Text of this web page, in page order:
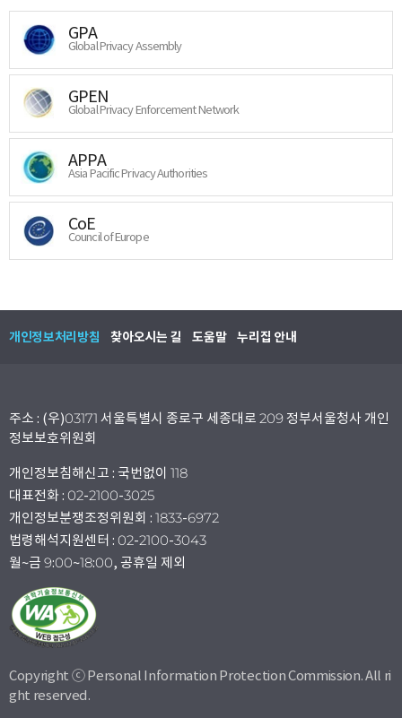
GPA
Global Privacy Assembly
GPEN
Global Privacy Enforcement Network
APPA
Asia Pacific Privacy Authorities
CoE
Council of Europe
개인정보처리방침 찾아오시는 길 도움말 누리집 안내
주소 : (우)03171 서울특별시 종로구 세종대로 209 정부서울청사 개인
정보보호위원회
개인정보침해신고 : 국번없이 118
대표전화 : 02-2100-3025
개인정보분쟁조정위원회 : 1833-6972
법령해석지원센터 : 02-2100-3043
월~금 9:00~18:00, 공휴일 제외
Copyright ⓒ Personal Information Protection Commission. All ri
ght reserved.